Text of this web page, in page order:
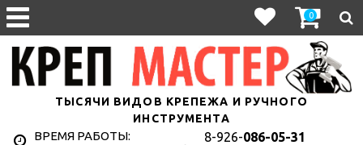
0
ТЫСЯЧИ ВИДОВ КРЕПЕЖА И РУЧНОГО
ИНСТРУМЕНТА
ВРЕМЯ РАБОТЫ: 8-926-086-05-31